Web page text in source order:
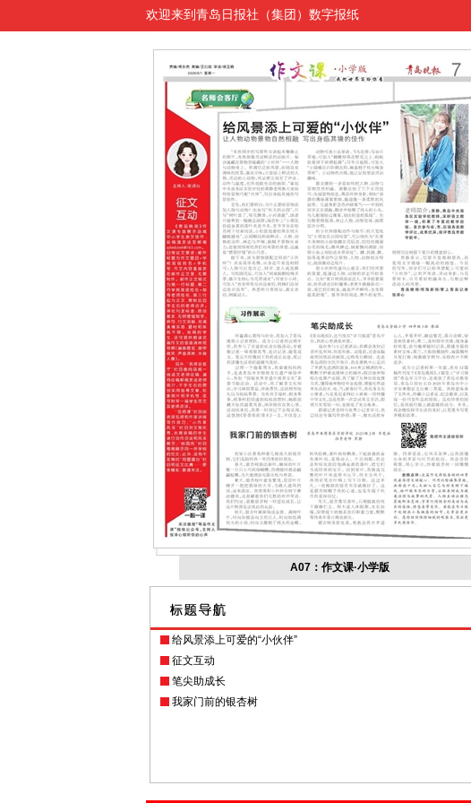
欢迎来到青岛日报社（集团）数字报纸
A07：作文课·小学版
给风景添上可爱的“小伙伴”
征文互动
笔尖助成长
我家门前的银杏树